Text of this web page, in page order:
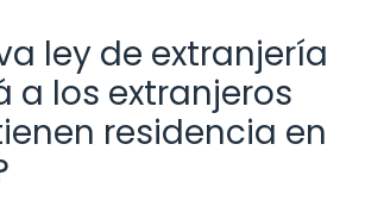
ley de extranjería
a los extranjeros
residencia en